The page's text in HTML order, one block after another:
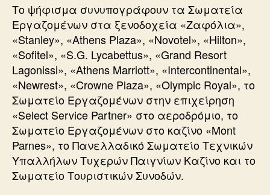
Το ψήφισμα συνυπογράφουν τα Σωματεία
Εργαζομένων στα ξενοδοχεία «Ζαφόλια»,
«Stanley», «Athens Plaza», «Novotel», «Ηilton»,
«Sofitel», «S.G. Lycabettus», «Grand Resort
Lagonissi», «Athens Marriott», «Intercontinental»,
«Newrest», «Crowne Plaza», «Olympic Royal», το
Σωματείο Εργαζομένων στην επιχείρηση
«Select Service Partner» στο αεροδρόμιο, το
Σωματείο Εργαζομένων στο καζίνο «Mont
Parnes», το Πανελλαδικό Σωματείο Τεχνικών
Υπαλλήλων Τυχερών Παιγνίων Καζίνο και το
Σωματείο Τουριστικών Συνοδών.